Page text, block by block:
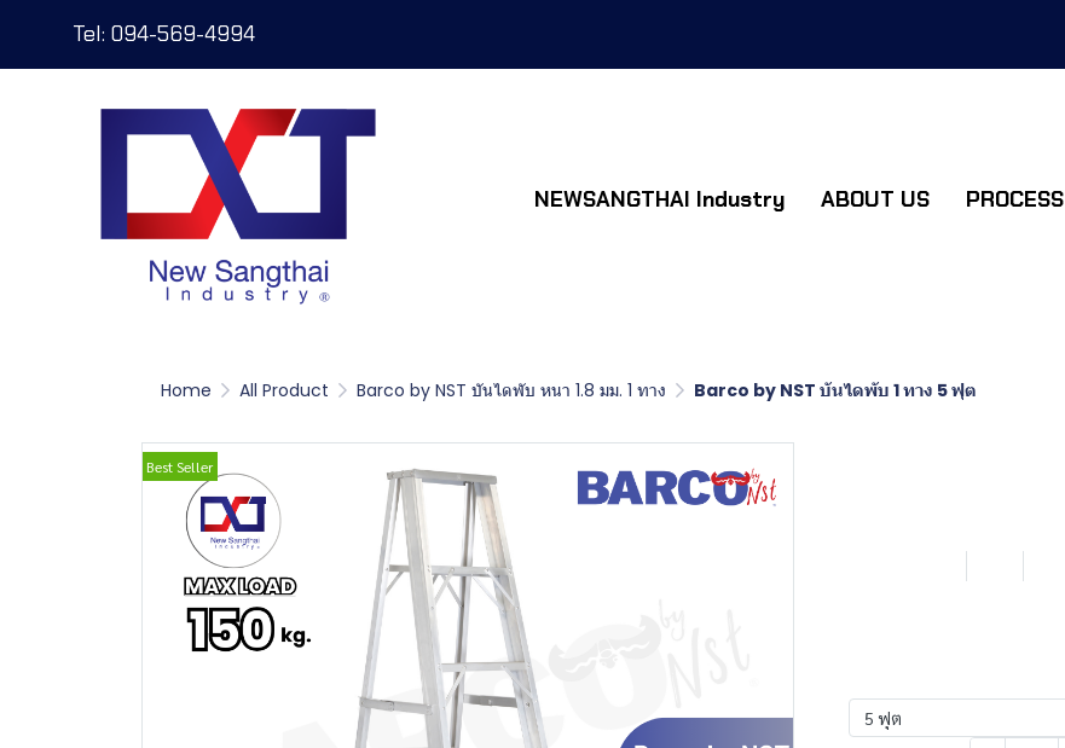
Tel: 094-569-4994
NEWSANGTHAI Industry ABOUT US PROCESS
Home All Product Barco by NST บันไดพับ หนา 1.8 มม. 1 ทาง Barco by NST บันไดพับ 1 ทาง 5 ฟุต
Best Seller
5 ฟุต